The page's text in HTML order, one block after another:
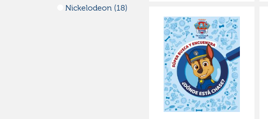
Nickelodeon (18)